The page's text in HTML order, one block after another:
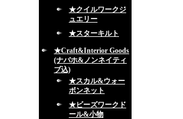
★クイルワークジ
ュエリー
★スターキルト
★Craft&Interior Goods
(ナバホ&ノンネイティ
ブ込)
★スカル&ウォー
ボンネット
★ビーズワークド
ール&小物